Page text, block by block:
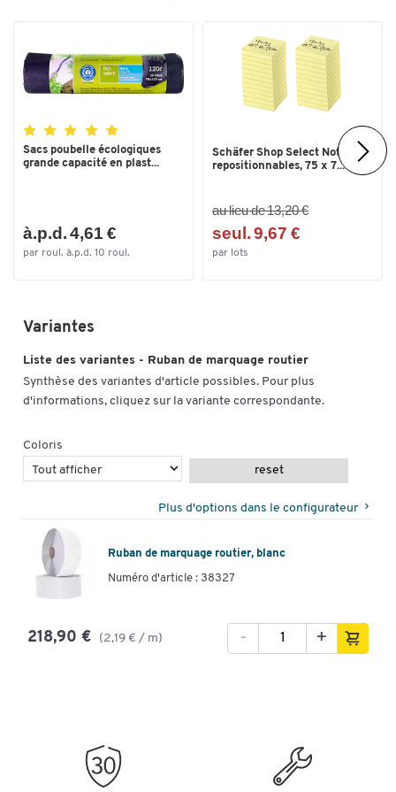
Sacs poubelle écologiques
grande capacité en plast...
à.p.d. 4,61 €
par roul. à.p.d. 10 roul.
Schäfer Shop Select Notes
repositionnables, 75 x 7...
au lieu de 13,20 €
seul. 9,67 €
par lots
Variantes
Liste des variantes - Ruban de marquage routier
Synthèse des variantes d'article possibles. Pour plus
d'informations, cliquez sur la variante correspondante.
Coloris
reset
Plus d'options dans le configurateur
Ruban de marquage routier, blanc
Numéro d'article : 38327
218,90 € (2,19 € / m) +
-